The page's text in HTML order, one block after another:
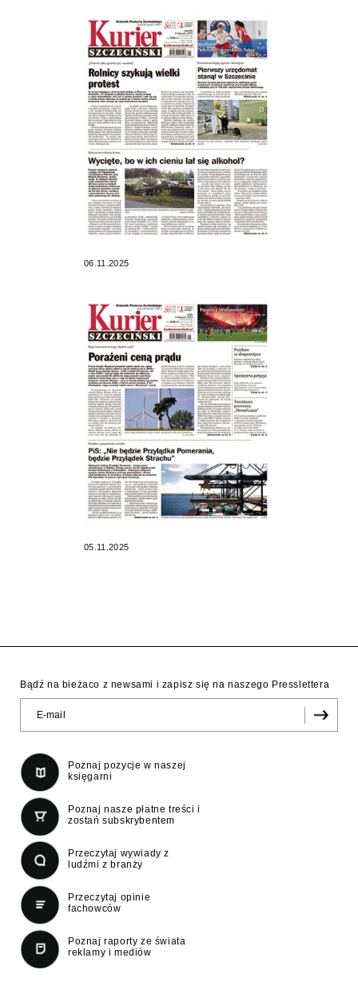
06.11.2025
05.11.2025
Bądź na bieżaco z newsami i zapisz się na naszego Presslettera
Poznaj pozycje w naszej
księgarni
Poznaj nasze płatne treści i
zostań subskrybentem
Przeczytaj wywiady z
ludźmi z branży
Przeczytaj opinie
fachowców
Poznaj raporty ze świata
reklamy i mediów